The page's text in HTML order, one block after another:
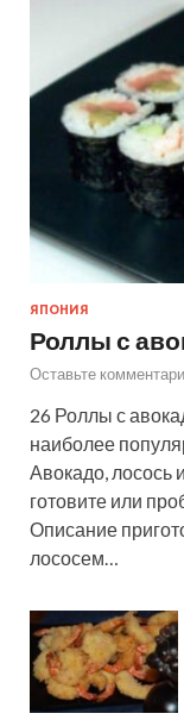
ЯПОНИЯ
Роллы с
Оставьте
26 Роллы с
наиболее
Авокадо, лосось
готовите или
Описание
лососем…